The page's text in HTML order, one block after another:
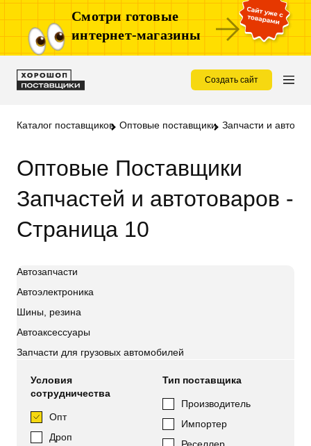
Смотри готовые
интернет-магазины
Создать сайт
Каталог поставщиков Оптовые поставщики Запчасти и
Оптовые Поставщики
Запчастей и автотоваров -
Страница 10
Автозапчасти
Автоэлектроника
Шины, резина
Автоаксессуары
Запчасти для грузовых автомобилей
Условия
сотрудничества
Опт
Дроп
Тип поставщика
Производитель
Импортер